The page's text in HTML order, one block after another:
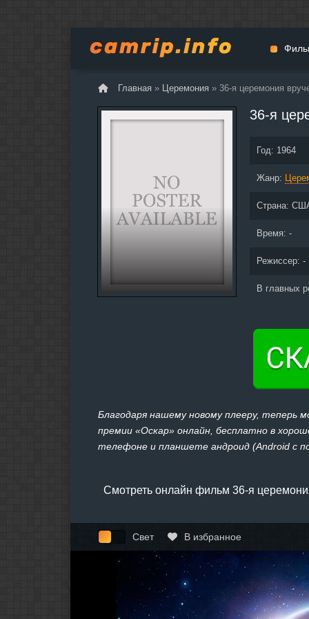
Главная » Церемония » 36-я церемония
36-я
Год: 1964
Жанр:
Страна:
Время: -
Режиссер: -
В главных
Благодаря нашему новому плееру, теперь
премии «Оскар» онлайн, бесплатно в
телефоне и планшете андроид (Android с
Смотреть онлайн фильм 36-я
Свет В избранное
Вестерн
Драма